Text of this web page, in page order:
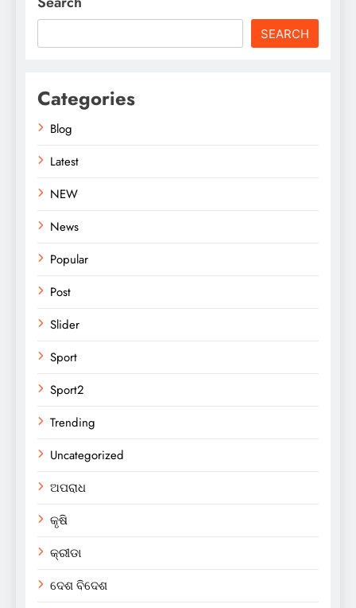
SEARCH
Categories
Blog
Latest
NEW
News
Popular
Post
Slider
Sport
Sport2
Trending
Uncategorized
ଅପରାଧ
କୃଷି
କ୍ରୀଡା
ଦେଶ ବିଦେଶ